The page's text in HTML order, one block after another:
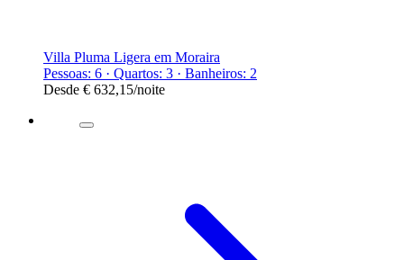
Villa Pluma Ligera em Moraira
Pessoas: 6 · Quartos: 3 · Banheiros: 2
Desde € 632,15/noite